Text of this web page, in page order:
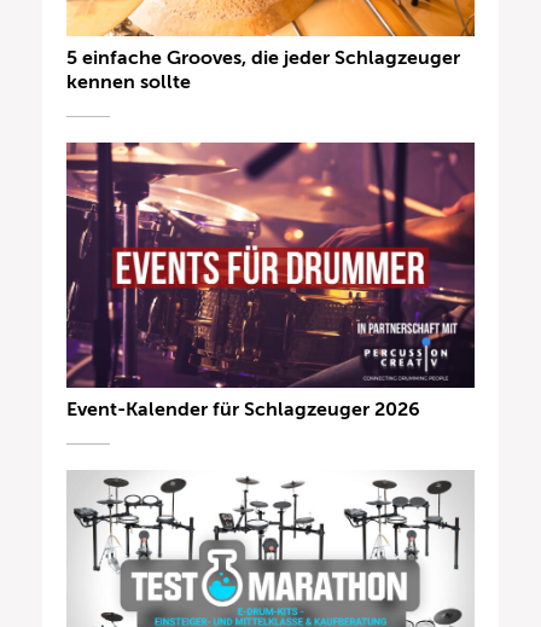
5 einfache Grooves, die jeder Schlagzeuger
kennen sollte
Event-Kalender für Schlagzeuger 2026